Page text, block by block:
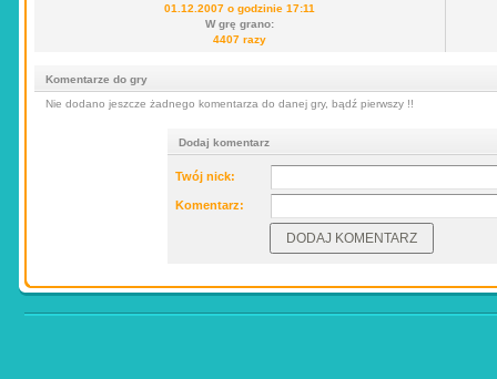
01.12.2007 o godzinie 17:11
W grę grano:
4407 razy
Komentarze do gry
Nie dodano jeszcze żadnego komentarza do danej gry, bądź pierwszy !!
Dodaj komentarz
Twój nick:
Komentarz: